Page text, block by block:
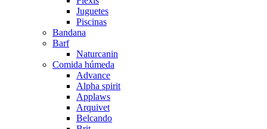
Juguetes
Piscinas
Bandana
Barf
Naturcanin
Comida húmeda
Advance
Alpha spirit
Applaws
Arquivet
Belcando